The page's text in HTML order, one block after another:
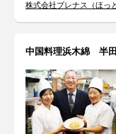
株式会社プレナス（ほっ
中国料理浜木綿 半